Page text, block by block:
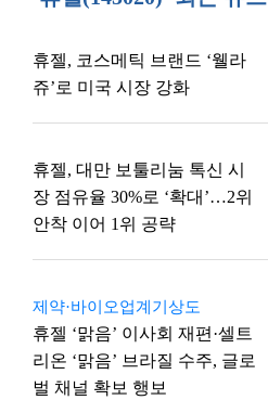
휴젤, 코스메틱 브랜드 ‘웰라
쥬’로 미국 시장 강화
휴젤, 대만 보툴리눔 톡신 시
장 점유율 30%로 ‘확대’…2위
안착 이어 1위 공략
제약·바이오업계기상도
휴젤 ‘맑음’ 이사회 재편·셀트
리온 ‘맑음’ 브라질 수주, 글로
벌 채널 확보 행보